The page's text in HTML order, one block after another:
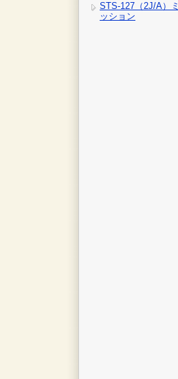
STS-127（2J/A）ミ
ッション